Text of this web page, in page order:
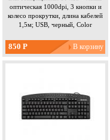
оптическая 1000dpi, 3 кнопки и
колесо прокрутки, длина кабелей
1,5м; USB, черный, Color
850 Р